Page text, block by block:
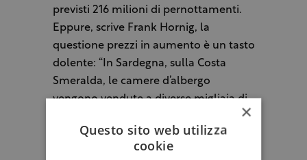
previsti 216 milioni di pernottamenti.
Eppure, scrive Frank Hornig, la
questione prezzi in aumento è un tasto
dolente: “In Sardegna, sulla Costa
Smeralda, le camere d’albergo
vengono vendute a diverse migliaia di
euro a notte. Un “lettino” con tenda da
sole sulle spiagge toscane può costare
500 euro o più al giorno”.
×
Questo sito web utilizza
cookie